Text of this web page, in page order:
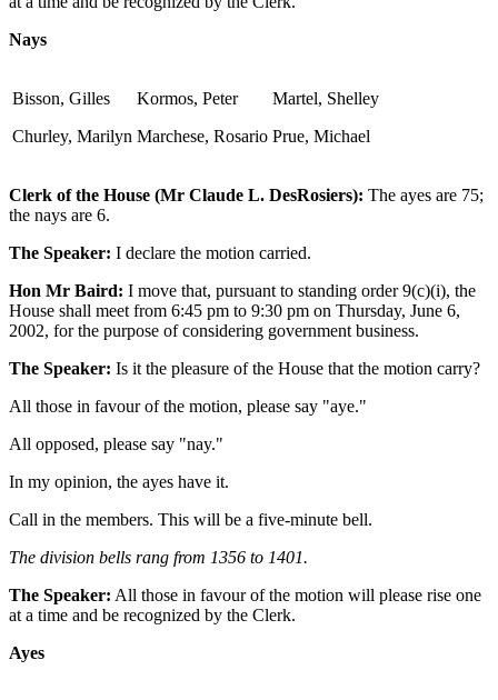
Nays
Bisson, Gilles
Churley, Marilyn
Kormos, Peter
Marchese, Rosario
Martel, Shelley
Prue, Michael
Clerk of the House (Mr Claude L. DesRosiers): The ayes are 75;
the nays are 6.
The Speaker: I declare the motion carried.
Hon Mr Baird: I move that, pursuant to standing order 9(c)(i), the
House shall meet from 6:45 pm to 9:30 pm on Thursday, June 6,
2002, for the purpose of considering government business.
The Speaker: Is it the pleasure of the House that the motion carry?
All those in favour of the motion, please say "aye."
All opposed, please say "nay."
In my opinion, the ayes have it.
Call in the members. This will be a five-minute bell.
The division bells rang from 1356 to 1401.
The Speaker: All those in favour of the motion will please rise one
at a time and be recognized by the Clerk.
Ayes